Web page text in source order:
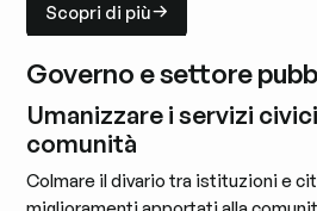
Scopri di più
Governo e settore
Umanizzare i servizi
comunità
Colmare il divario tra istituzioni e